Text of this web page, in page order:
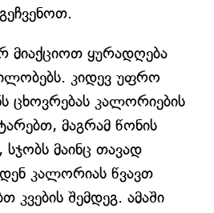
მიაქციოთ ყურადღება
კიდევ უფრო
ცხოვრებას კალორიების
მაგრამ წონის
მაინც თავად
კალორიას წვავთ
კვების შემდეგ. ამაში